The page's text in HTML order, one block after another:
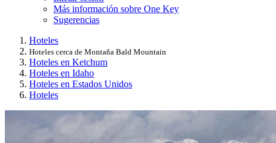
Más información sobre One Key
Sugerencias
Hoteles
Hoteles cerca de Montaña Bald Mountain
Hoteles en Ketchum
Hoteles en Idaho
Hoteles en Estados Unidos
Hoteles